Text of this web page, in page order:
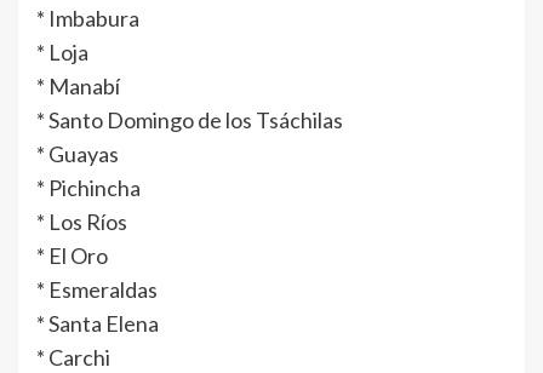
* Imbabura
* Loja
* Manabí
* Santo Domingo de los Tsáchilas
* Guayas
* Pichincha
* Los Ríos
* El Oro
* Esmeraldas
* Santa Elena
* Carchi